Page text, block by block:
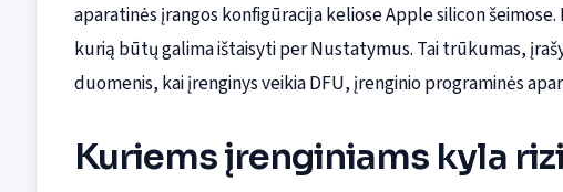
aparatinės įrangos konfigūracija keliose Apple silicon
kurią būtų galima ištaisyti per Nustatymus. Tai trūkumas,
duomenis, kai įrenginys veikia DFU, įrenginio programinės
Kuriems įrenginiams kyla